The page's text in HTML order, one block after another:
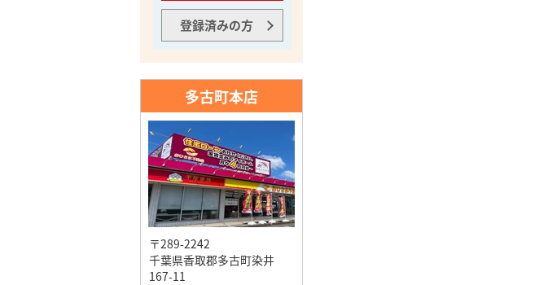
登録済みの方
多古町本店
〒289-2242
千葉県香取郡多古町染井
167-11